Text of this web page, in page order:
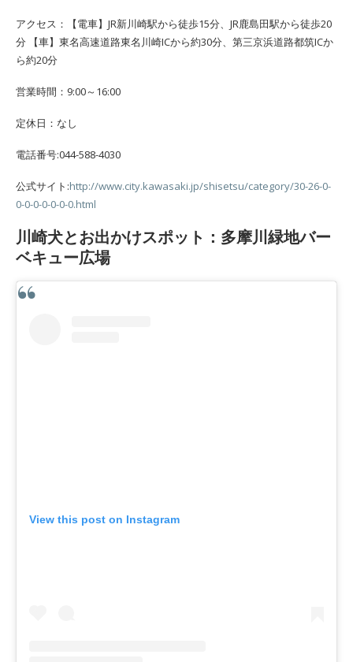
アクセス：【電車】JR新川崎駅から徒歩15分、JR鹿島田駅から徒歩20
分 【車】東名高速道路東名川崎ICから約30分、第三京浜道路都筑ICか
ら約20分
営業時間：9:00～16:00
定休日：なし
電話番号:044-588-4030
公式サイト:http://www.city.kawasaki.jp/shisetsu/category/30-26-0-
0-0-0-0-0-0-0.html
川崎犬とお出かけスポット：多摩川緑地バー
ベキュー広場
View this post on Instagram